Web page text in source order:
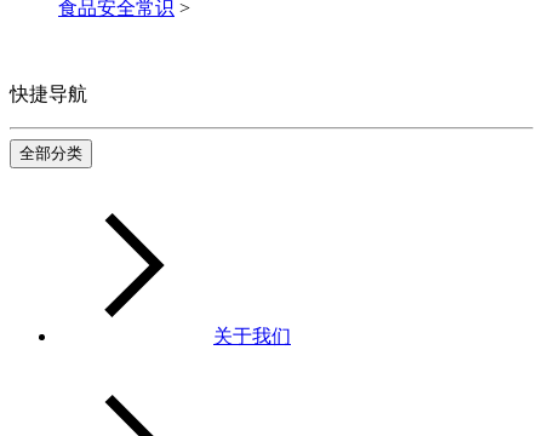
食品安全常识 >
快捷导航
全部分类
关于我们